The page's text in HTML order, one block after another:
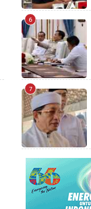
6
7